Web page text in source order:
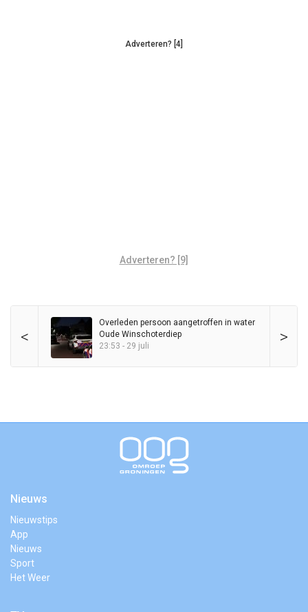
Adverteren? [4]
Adverteren? [9]
< >
Overleden persoon aangetroffen in water
Oude Winschoterdiep
23:53 - 29 juli
Nieuws
Nieuwstips
App
Nieuws
Sport
Het Weer